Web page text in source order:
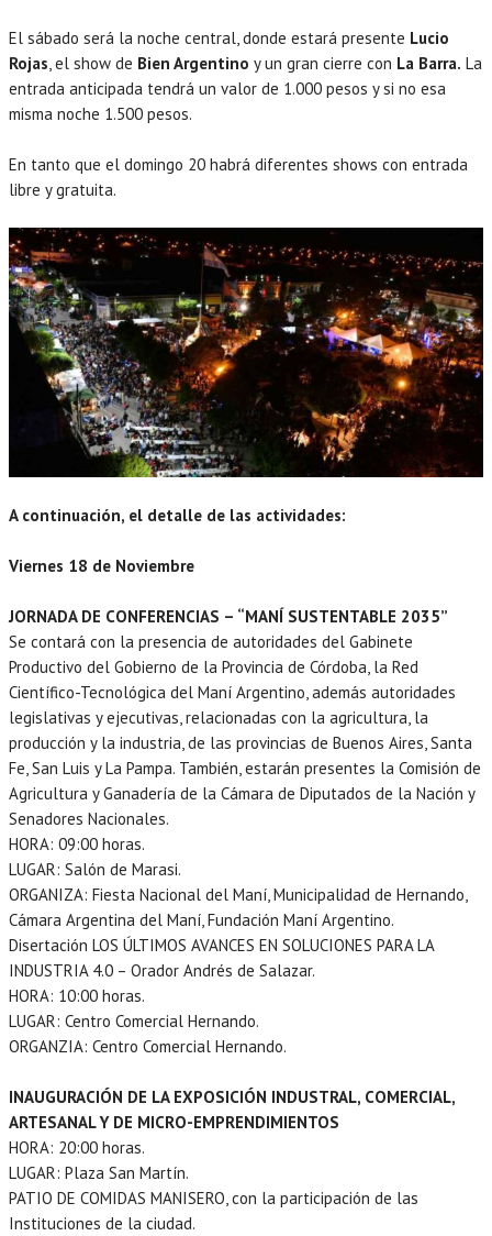
El sábado será la noche central, donde estará presente Lucio
Rojas, el show de Bien Argentino y un gran cierre con La Barra. La
entrada anticipada tendrá un valor de 1.000 pesos y si no esa
misma noche 1.500 pesos.
En tanto que el domingo 20 habrá diferentes shows con entrada
libre y gratuita.
A continuación, el detalle de las actividades:
Viernes 18 de Noviembre
JORNADA DE CONFERENCIAS – “MANÍ SUSTENTABLE 2035”
Se contará con la presencia de autoridades del Gabinete
Productivo del Gobierno de la Provincia de Córdoba, la Red
Científico-Tecnológica del Maní Argentino, además autoridades
legislativas y ejecutivas, relacionadas con la agricultura, la
producción y la industria, de las provincias de Buenos Aires, Santa
Fe, San Luis y La Pampa. También, estarán presentes la Comisión de
Agricultura y Ganadería de la Cámara de Diputados de la Nación y
Senadores Nacionales.
HORA: 09:00 horas.
LUGAR: Salón de Marasi.
ORGANIZA: Fiesta Nacional del Maní, Municipalidad de Hernando,
Cámara Argentina del Maní, Fundación Maní Argentino.
Disertación LOS ÚLTIMOS AVANCES EN SOLUCIONES PARA LA
INDUSTRIA 4.0 – Orador Andrés de Salazar.
HORA: 10:00 horas.
LUGAR: Centro Comercial Hernando.
ORGANZIA: Centro Comercial Hernando.
INAUGURACIÓN DE LA EXPOSICIÓN INDUSTRAL, COMERCIAL,
ARTESANAL Y DE MICRO-EMPRENDIMIENTOS
HORA: 20:00 horas.
LUGAR: Plaza San Martín.
PATIO DE COMIDAS MANISERO, con la participación de las
Instituciones de la ciudad.